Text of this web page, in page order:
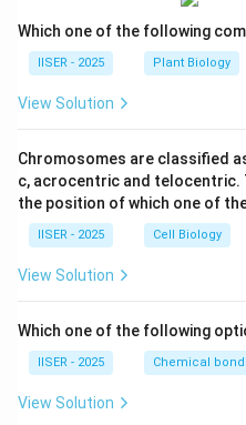
{}
^
{2
2}
Which one of the following
IISER - 2025 Plant Biology
View Solution
Chromosomes are classified
c, acrocentric and telocentric.
the position of which one of
IISER - 2025 Cell Biology
View Solution
Which one of the following
IISER - 2025 Chemical
View Solution